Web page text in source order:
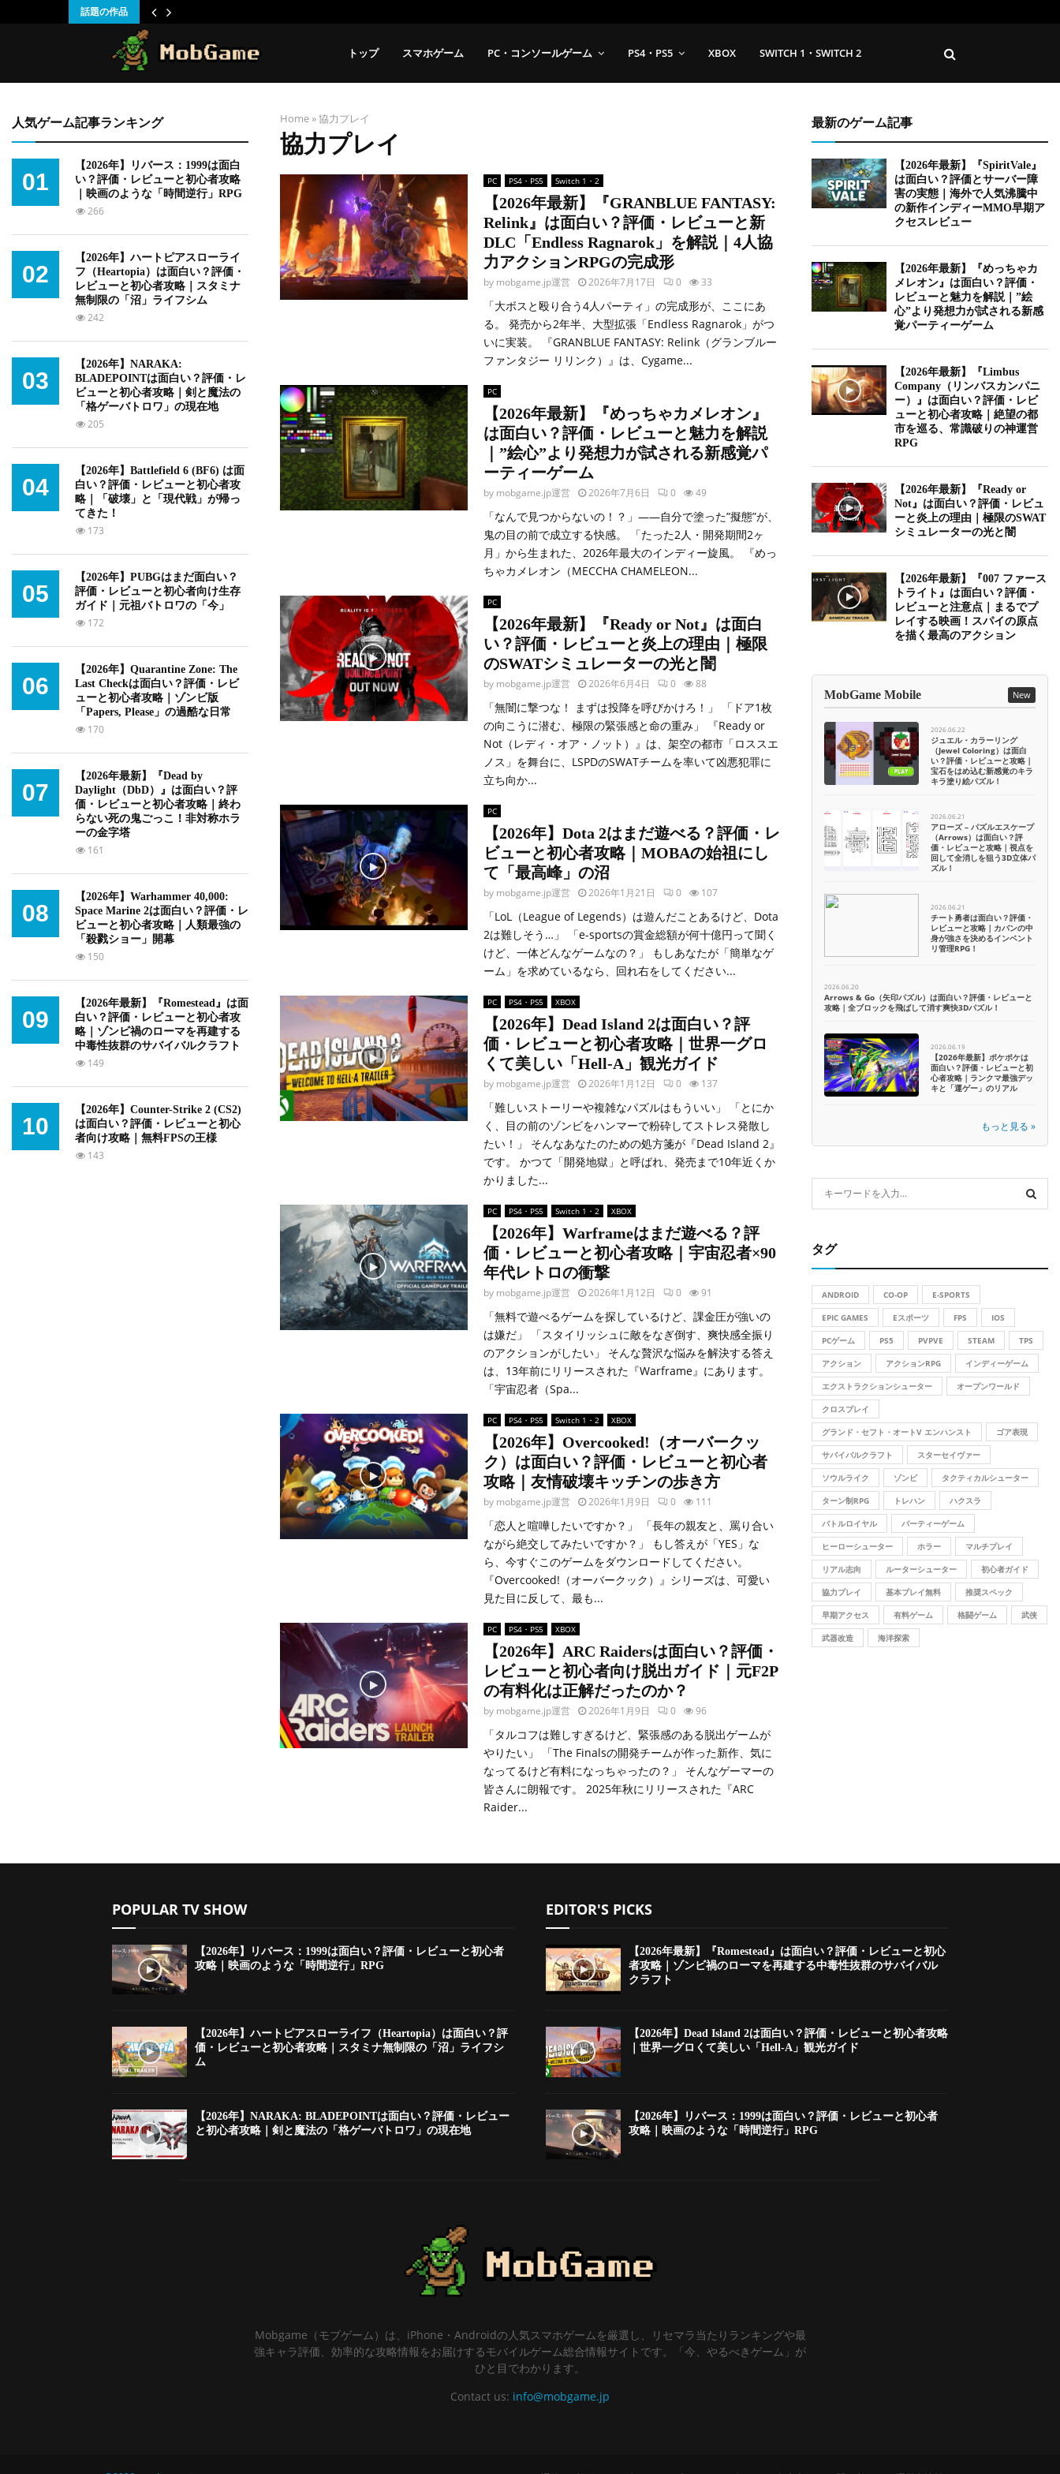
話題の作品
トップ スマホゲーム PC・コンソールゲーム PS4・PS5 XBOX SWITCH 1・SWITCH 2
Home »協力プレイ
協力プレイ
PC PS4・PS5 Switch 1・2
【2026年最新】『GRANBLUE FANTASY:
Relink』は面白い？評価・レビューと新
DLC「Endless Ragnarok」を解説｜4人協
力アクションRPGの完成形
by mobgame.jp運営 2026年7月17日 0 33
「大ボスと殴り合う4人パーティ」の完成形が、ここにあ
る。 発売から2年半、大型拡張「Endless Ragnarok」がつ
いに実装。 『GRANBLUE FANTASY: Relink（グランブルー
ファンタジー リリンク）』は、Cygame...
PC
【2026年最新】『めっちゃカメレオン』
は面白い？評価・レビューと魅力を解説
｜”絵心”より発想力が試される新感覚パ
ーティーゲーム
by mobgame.jp運営 2026年7月6日 0 49
「なんで見つからないの！？」――自分で塗った”擬態”が、
鬼の目の前で成立する快感。 「たった2人・開発期間2ヶ
月」から生まれた、2026年最大のインディー旋風。 『めっ
ちゃカメレオン（MECCHA CHAMELEON...
PC
【2026年最新】『Ready or Not』は面白
い？評価・レビューと炎上の理由｜極限
のSWATシミュレーターの光と闇
by mobgame.jp運営 2026年6月4日 0 88
「無闇に撃つな！ まずは投降を呼びかけろ！」 「ドア1枚
の向こうに潜む、極限の緊張感と命の重み」 『Ready or
Not（レディ・オア・ノット）』は、架空の都市「ロススエ
ノス」を舞台に、LSPDのSWATチームを率いて凶悪犯罪に
立ち向か...
PC
【2026年】Dota 2はまだ遊べる？評価・レ
ビューと初心者攻略｜MOBAの始祖にし
て「最高峰」の沼
by mobgame.jp運営 2026年1月21日 0 107
「LoL（League of Legends）は遊んだことあるけど、Dota
2は難しそう…」 「e-sportsの賞金総額が何十億円って聞く
けど、一体どんなゲームなの？」 もしあなたが「簡単なゲ
ーム」を求めているなら、回れ右をしてください...
PC PS4・PS5 XBOX
【2026年】Dead Island 2は面白い？評
価・レビューと初心者攻略｜世界一グロ
くて美しい「Hell-A」観光ガイド
by mobgame.jp運営 2026年1月12日 0 137
「難しいストーリーや複雑なパズルはもういい」 「とにか
く、目の前のゾンビをハンマーで粉砕してストレス発散し
たい！」 そんなあなたのための処方箋が『Dead Island 2』
です。 かつて「開発地獄」と呼ばれ、発売まで10年近くか
かりました...
PC PS4・PS5 Switch 1・2 XBOX
【2026年】Warframeはまだ遊べる？評
価・レビューと初心者攻略｜宇宙忍者×90
年代レトロの衝撃
by mobgame.jp運営 2026年1月12日 0 91
「無料で遊べるゲームを探しているけど、課金圧が強いの
は嫌だ」 「スタイリッシュに敵をなぎ倒す、爽快感全振り
のアクションがしたい」 そんな贅沢な悩みを解決する答え
は、13年前にリリースされた『Warframe』にあります。
「宇宙忍者（Spa...
PC PS4・PS5 Switch 1・2 XBOX
【2026年】Overcooked!（オーバークッ
ク）は面白い？評価・レビューと初心者
攻略｜友情破壊キッチンの歩き方
by mobgame.jp運営 2026年1月9日 0 111
「恋人と喧嘩したいですか？」 「長年の親友と、罵り合い
ながら絶交してみたいですか？」 もし答えが「YES」な
ら、今すぐこのゲームをダウンロードしてください。
『Overcooked!（オーバークック）』シリーズは、可愛い
見た目に反して、最も...
PC PS4・PS5 XBOX
【2026年】ARC Raidersは面白い？評価・
レビューと初心者向け脱出ガイド｜元F2P
の有料化は正解だったのか？
by mobgame.jp運営 2026年1月9日 0 96
「タルコフは難しすぎるけど、緊張感のある脱出ゲームが
やりたい」 「The Finalsの開発チームが作った新作、気に
なってるけど有料になっちゃったの？」 そんなゲーマーの
皆さんに朗報です。 2025年秋にリリースされた『ARC
Raider...
人気ゲーム記事ランキング
01
【2026年】リバース：1999は面白
い？評価・レビューと初心者攻略
｜映画のような「時間逆行」RPG
266
02
【2026年】ハートピアスローライ
フ（Heartopia）は面白い？評価・
レビューと初心者攻略｜スタミナ
無制限の「沼」ライフシム
242
03
【2026年】NARAKA:
BLADEPOINTは面白い？評価・レ
ビューと初心者攻略｜剣と魔法の
「格ゲーバトロワ」の現在地
205
04
【2026年】Battlefield 6 (BF6) は面
白い？評価・レビューと初心者攻
略｜「破壊」と「現代戦」が帰っ
てきた！
173
05
【2026年】PUBGはまだ面白い？
評価・レビューと初心者向け生存
ガイド｜元祖バトロワの「今」
172
06
【2026年】Quarantine Zone: The
Last Checkは面白い？評価・レビ
ューと初心者攻略｜ゾンビ版
「Papers, Please」の過酷な日常
170
07
【2026年最新】『Dead by
Daylight（DbD）』は面白い？評
価・レビューと初心者攻略｜終わ
らない死の鬼ごっこ！非対称ホラ
ーの金字塔
161
08
【2026年】Warhammer 40,000:
Space Marine 2は面白い？評価・レ
ビューと初心者攻略｜人類最強の
「殺戮ショー」開幕
150
09
【2026年最新】『Romestead』は面
白い？評価・レビューと初心者攻
略｜ゾンビ禍のローマを再建する
中毒性抜群のサバイバルクラフト
149
10
【2026年】Counter-Strike 2 (CS2)
は面白い？評価・レビューと初心
者向け攻略｜無料FPSの王様
143
最新のゲーム記事
【2026年最新】『SpiritVale』
は面白い？評価とサーバー障
害の実態｜海外で人気沸騰中
の新作インディーMMO早期ア
クセスレビュー
【2026年最新】『めっちゃカ
メレオン』は面白い？評価・
レビューと魅力を解説｜”絵
心”より発想力が試される新感
覚パーティーゲーム
【2026年最新】『Limbus
Company（リンバスカンパニ
ー）』は面白い？評価・レビ
ューと初心者攻略｜絶望の都
市を巡る、常識破りの神運営
RPG
【2026年最新】『Ready or
Not』は面白い？評価・レビュ
ーと炎上の理由｜極限のSWAT
シミュレーターの光と闇
【2026年最新】『007 ファース
トライト』は面白い？評価・
レビューと注意点｜まるでプ
レイする映画！スパイの原点
を描く最高のアクション
MobGame Mobile New
2026.06.22
ジュエル・カラーリング
（Jewel Coloring）は面白
い？評価・レビューと攻略｜
宝石をはめ込む新感覚のキラ
キラ塗り絵パズル！
2026.06.21
アローズ – パズルエスケープ
（Arrows）は面白い？評
価・レビューと攻略｜視点を
回して全消しを狙う3D立体パ
ズル！
2026.06.21
チート勇者は面白い？評価・
レビューと攻略｜カバンの中
身が強さを決めるインベント
リ管理RPG！
2026.06.20
Arrows & Go（矢印パズル）は面白い？評価・レビューと
攻略｜全ブロックを飛ばして消す爽快3Dパズル！
2026.06.19
【2026年最新】ポケポケは
面白い？評価・レビューと初
心者攻略｜ランクマ最強デッ
キと「運ゲー」のリアル
もっと見る »
c
h
f
o
:
C
H
タグ
ANDROID CO-OP E-SPORTS
EPIC GAMES Eスポーツ FPS IOS
PCゲーム PS5 PVPVE STEAM TPS
アクション アクションRPG インディーゲーム
エクストラクションシューター オープンワールド
クロスプレイ
グランド・セフト・オートV エンハンスト ゴア表現
サバイバルクラフト スターセイヴァー
ソウルライク ゾンビ タクティカルシューター
ターン制RPG トレハン ハクスラ
バトルロイヤル パーティーゲーム
ヒーローシューター ホラー マルチプレイ
リアル志向 ルーターシューター 初心者ガイド
協力プレイ 基本プレイ無料 推奨スペック
早期アクセス 有料ゲーム 格闘ゲーム 武侠
武器改造 海洋探索
POPULAR TV SHOW
【2026年】リバース：1999は面白い？評価・レビューと初心者
攻略｜映画のような「時間逆行」RPG
【2026年】ハートピアスローライフ（Heartopia）は面白い？評
価・レビューと初心者攻略｜スタミナ無制限の「沼」ライフシ
ム
【2026年】NARAKA: BLADEPOINTは面白い？評価・レビュー
と初心者攻略｜剣と魔法の「格ゲーバトロワ」の現在地
EDITOR'S PICKS
【2026年最新】『Romestead』は面白い？評価・レビューと初心
者攻略｜ゾンビ禍のローマを再建する中毒性抜群のサバイバル
クラフト
【2026年】Dead Island 2は面白い？評価・レビューと初心者攻略
｜世界一グロくて美しい「Hell-A」観光ガイド
【2026年】リバース：1999は面白い？評価・レビューと初心者
攻略｜映画のような「時間逆行」RPG
Mobgame（モブゲーム）は、iPhone・Androidの人気スマホゲームを厳選し、リセマラ当たりランキングや最
強キャラ評価、効率的な攻略情報をお届けするモバイルゲーム総合情報サイトです。「今、やるべきゲーム」が
ひと目でわかります。
Contact us: info@mobgame.jp